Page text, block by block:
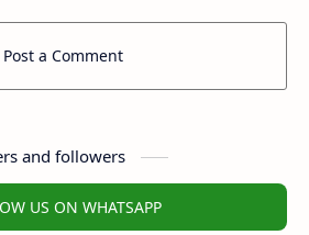
Post a Comment
and followers
US ON WHATSAPP